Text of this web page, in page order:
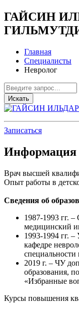
ГАЙСИН
Главная
Специалисты
Невролог
Записаться
Информация
Врач высшей
Опыт работы в
Сведения об
1987-1993 гг.
медицинский
1993-1994 гг.
кафедре
специальности
2019 г. – ЧУ
образования,
«Избранные
Курсы повышения